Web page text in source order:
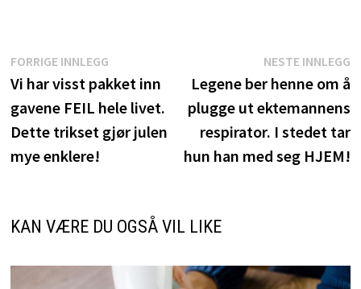
Innleggsnavigasjon
FORRIGE INNLEGGForrige
innlegg:
Vi har visst pakket inn
gavene FEIL hele livet.
Dette trikset gjør julen
mye enklere!
NESTE INNLEGG
Legene ber henne om å
plugge ut ektemannens
respirator. I stedet tar
hun han med seg HJEM!
KAN VÆRE DU OGSÅ VIL LIKE